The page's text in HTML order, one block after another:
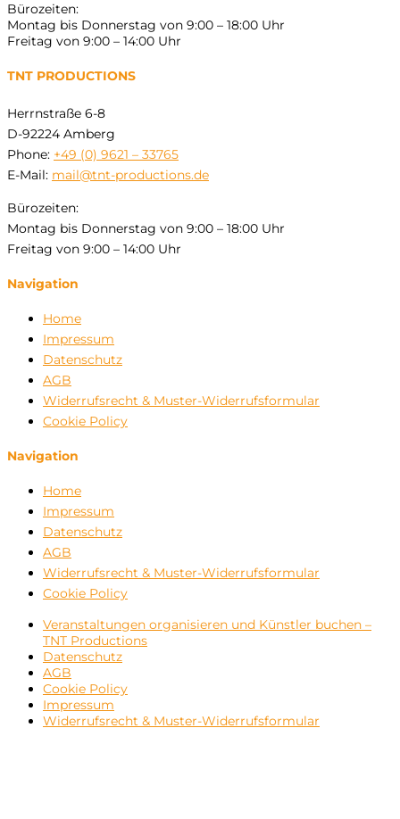
Bürozeiten:
Montag bis Donnerstag von 9:00 – 18:00 Uhr
Freitag von 9:00 – 14:00 Uhr
TNT PRODUCTIONS
Herrnstraße 6-8
D-92224 Amberg
Phone: +49 (0) 9621 – 33765
E-Mail: mail@tnt-productions.de
Bürozeiten:
Montag bis Donnerstag von 9:00 – 18:00 Uhr
Freitag von 9:00 – 14:00 Uhr
Navigation
Home
Impressum
Datenschutz
AGB
Widerrufsrecht & Muster-Widerrufsformular
Cookie Policy
Navigation
Home
Impressum
Datenschutz
AGB
Widerrufsrecht & Muster-Widerrufsformular
Cookie Policy
Veranstaltungen organisieren und Künstler buchen –
TNT Productions
Datenschutz
AGB
Cookie Policy
Impressum
Widerrufsrecht & Muster-Widerrufsformular